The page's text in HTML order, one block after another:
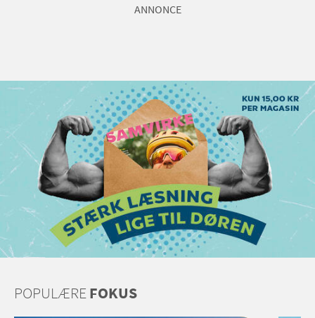
ANNONCE
POPULÆREFOKUS